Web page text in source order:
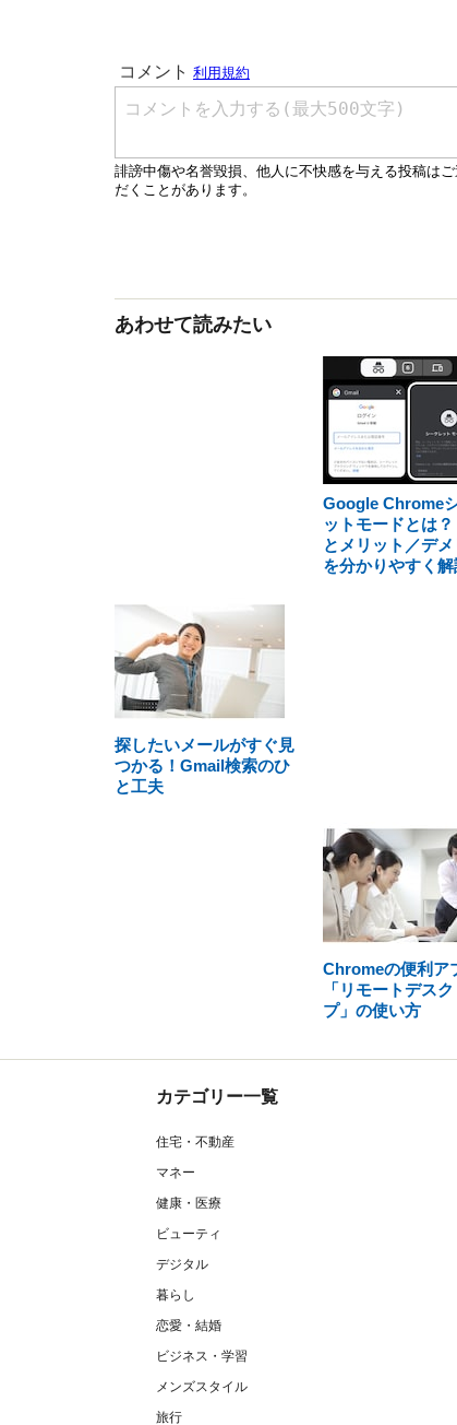
あわせて読みたい
Google Chrome
ットモードとは
とメリット／デメ
を分かりやすく解
探したいメールがすぐ見
つかる！Gmail検索のひ
と工夫
Chromeの便利ア
「リモートデス
プ」の使い方
カテゴリー一覧
住宅・不動産
マネー
健康・医療
ビューティ
デジタル
暮らし
恋愛・結婚
ビジネス・学習
メンズスタイル
旅行